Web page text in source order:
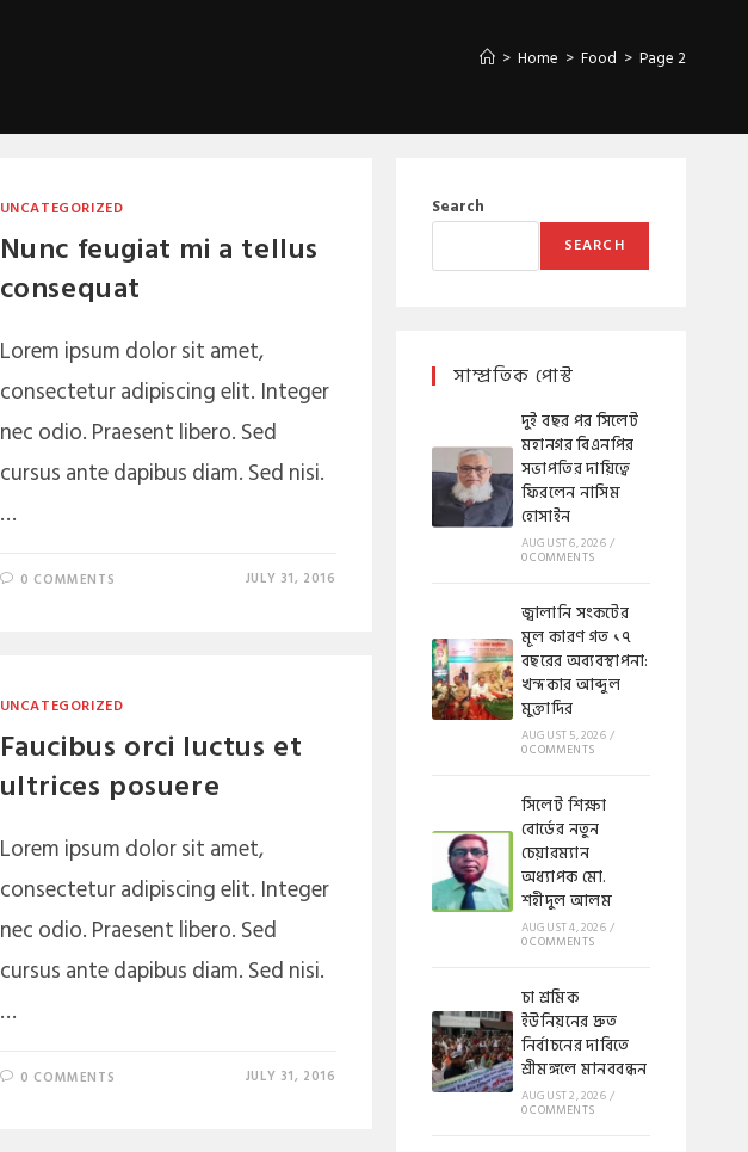
> Home > Food > Page 2
UNCATEGORIZED
Nunc feugiat mi a tellus
consequat
Lorem ipsum dolor sit amet,
consectetur adipiscing elit. Integer
nec odio. Praesent libero. Sed
cursus ante dapibus diam. Sed nisi.
…
0 COMMENTS JULY 31, 2016
UNCATEGORIZED
Faucibus orci luctus et
ultrices posuere
Lorem ipsum dolor sit amet,
consectetur adipiscing elit. Integer
nec odio. Praesent libero. Sed
cursus ante dapibus diam. Sed nisi.
…
0 COMMENTS JULY 31, 2016
Search
SEARCH
সাম্প্রতিক পোস্ট
দুই বছর পর সিলেট
মহানগর বিএনপির
সভাপতির দায়িত্বে
ফিরলেন নাসিম
হোসাইন
AUGUST 6, 2026/
0 COMMENTS
জ্বালানি সংকটের
মূল কারণ গত ১৭
বছরের অব্যবস্থাপনা:
খন্দকার আব্দুল
মুক্তাদির
AUGUST 5, 2026/
0 COMMENTS
সিলেট শিক্ষা
বোর্ডের নতুন
চেয়ারম্যান
অধ্যাপক মো.
শহীদুল আলম
AUGUST 4, 2026/
0 COMMENTS
চা শ্রমিক
ইউনিয়নের দ্রুত
নির্বাচনের দাবিতে
শ্রীমঙ্গলে মানববন্ধন
AUGUST 2, 2026/
0 COMMENTS